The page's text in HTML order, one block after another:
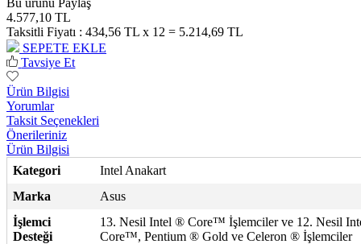
4.577,10 TL
Taksitli Fiyatı : 434,56 TL x 12 = 5.214,69 TL
SEPETE EKLE
Tavsiye Et
Ürün Bilgisi
Yorumlar
Taksit Seçenekleri
Önerileriniz
Ürün Bilgisi
Kategori
Intel Anakart
Marka
Asus
İşlemci
Desteği
13. Nesil Intel ® Core™ İşlemciler ve 12. Nesil
Core™, Pentium ® Gold ve Celeron ® İşlemciler